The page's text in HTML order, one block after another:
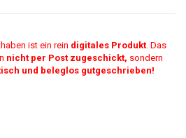
ist ein rein digitales Produkt . Das
nicht per Post zugeschickt, sondern
und beleglos gutgeschrieben!